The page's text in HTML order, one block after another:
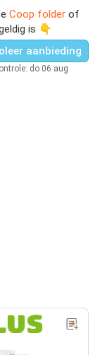
Coop folder of
is 👇
aanbieding
do 06 aug